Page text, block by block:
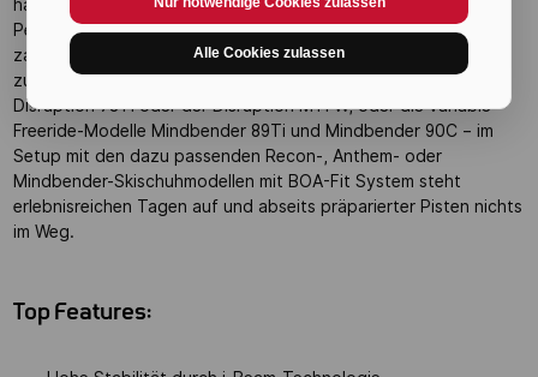
Alle Cookies zulassen
haben Skifahrerinnen und Skifahrer, die Wert auf Komfort und
Performance legen, ab diesem Winter die Möglichkeit, aus
zahlreichen Kombinationen ihr perfektes K2-Setup
zusammenzustellen. Denn egal ob Pisten-Modelle wie der
Disruption 78Ti oder der Disruption MTi W, oder die variable
Freeride-Modelle Mindbender 89Ti und Mindbender 90C – im
Setup mit den dazu passenden Recon-, Anthem- oder
Mindbender-Skischuhmodellen mit BOA-Fit System steht
erlebnisreichen Tagen auf und abseits präparierter Pisten nichts
im Weg.
Top Features: